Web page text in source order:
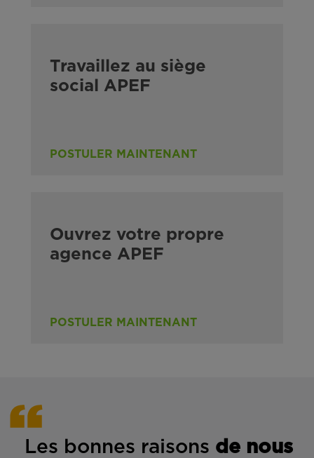
Travaillez au siège
social APEF
POSTULER MAINTENANT
Ouvrez votre propre
agence APEF
POSTULER MAINTENANT
Les bonnes raisons de nous